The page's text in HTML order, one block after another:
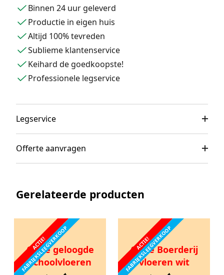
Binnen 24 uur geleverd
Productie in eigen huis
Altijd 100% tevreden
Sublieme klantenservice
Keihard de goedkoopste!
Professionele legservice
Legservice
Offerte aanvragen
Gerelateerde producten
ACTIE!
FABRIEKSLEEGVERKOOP
Oude geloogde
schoolvloeren
ACTIE!
FABRIEKSLEEGVERKOOP
Oude Boerderij
vloeren wit